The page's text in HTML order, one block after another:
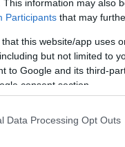
This information may also
Participants that may
that this website/app uses
but not limited to
to Google and its third-
consent section.
Data Processing Opt Outs
την επιλογή
στο
Τηλεόραση|
Ο Μάικλ
του Netflix